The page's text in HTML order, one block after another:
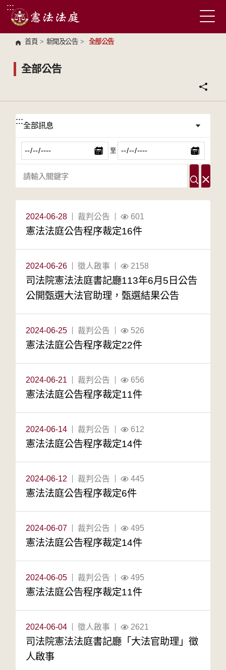
跳到主要內容區塊
:::
首頁 > 新聞及公告 > 全部公告
全部公告
:::
:::
至
2024-06-28 裁判公告 601
憲法法庭公告程序裁定16件
2024-06-26 徵人啟事 2158
司法院憲法法庭書記廳113年6月5日公告
公開甄選大法官助理，甄選結果公告
2024-06-25 裁判公告 526
憲法法庭公告程序裁定22件
2024-06-21 裁判公告 656
憲法法庭公告程序裁定11件
2024-06-14 裁判公告 612
憲法法庭公告程序裁定14件
2024-06-12 裁判公告 445
憲法法庭公告程序裁定6件
2024-06-07 裁判公告 495
憲法法庭公告程序裁定14件
2024-06-05 裁判公告 495
憲法法庭公告程序裁定11件
2024-06-04 徵人啟事 2621
司法院憲法法庭書記廳「大法官助理」徵
人啟事